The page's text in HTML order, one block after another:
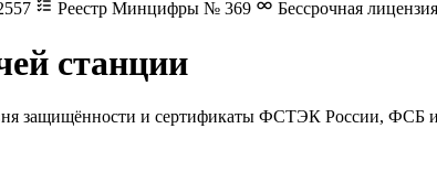
Реестр Минцифры № 369 Бессрочная лицензия
станции
защищённости и сертификаты ФСТЭК России, ФСБ